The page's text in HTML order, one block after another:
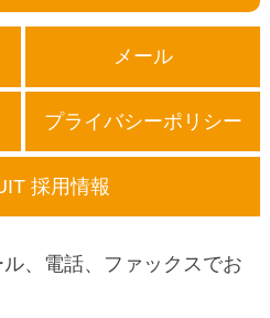
メール
プライバシーポリシー
採用情報
、電話、ファックスでお